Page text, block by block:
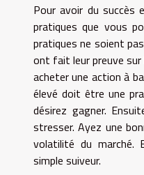
Pour avoir du succès
pratiques que vous
pratiques ne soient
ont fait leur preuve sur
acheter une action à
élevé doit être une
désirez gagner.
stresser. Ayez une
volatilité du marché.
simple suiveur.